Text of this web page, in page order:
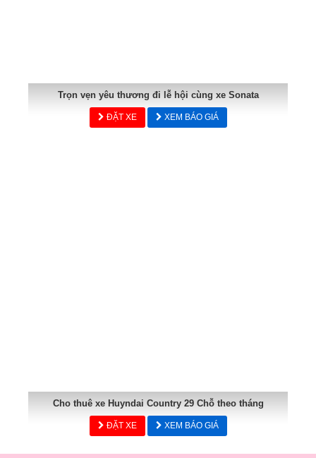
Trọn vẹn yêu thương đi lễ hội cùng xe Sonata
ĐẶT XE XEM BÁO GIÁ
Cho thuê xe Huyndai Country 29 Chỗ theo tháng
ĐẶT XE XEM BÁO GIÁ